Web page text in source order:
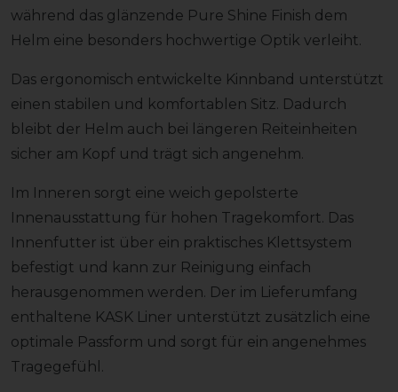
während das glänzende Pure Shine Finish dem
Helm eine besonders hochwertige Optik verleiht.
Das ergonomisch entwickelte Kinnband unterstützt
einen stabilen und komfortablen Sitz. Dadurch
bleibt der Helm auch bei längeren Reiteinheiten
sicher am Kopf und trägt sich angenehm.
Im Inneren sorgt eine weich gepolsterte
Innenausstattung für hohen Tragekomfort. Das
Innenfutter ist über ein praktisches Klettsystem
befestigt und kann zur Reinigung einfach
herausgenommen werden. Der im Lieferumfang
enthaltene KASK Liner unterstützt zusätzlich eine
optimale Passform und sorgt für ein angenehmes
Tragegefühl.